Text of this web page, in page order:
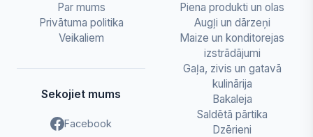
Par mums
Privātuma politika
Veikaliem
Sekojiet mums
Facebook
Piena produkti un olas
Augļi un dārzeņi
Maize un konditorejas
izstrādājumi
Gaļa, zivis un gatavā
kulinārija
Bakaleja
Saldētā pārtika
Dzērieni